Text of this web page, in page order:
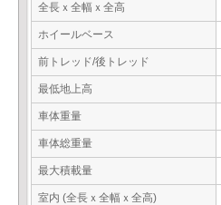
全長ｘ全幅ｘ全高
ホイールベース
前トレッド/後トレッド
最低地上高
車体重量
車体総重量
最大積載量
室内 (全長ｘ全幅ｘ全高)